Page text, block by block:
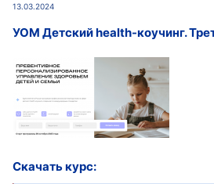
13.03.2024
УОМ Детский health-коучинг.
Скачать курс: